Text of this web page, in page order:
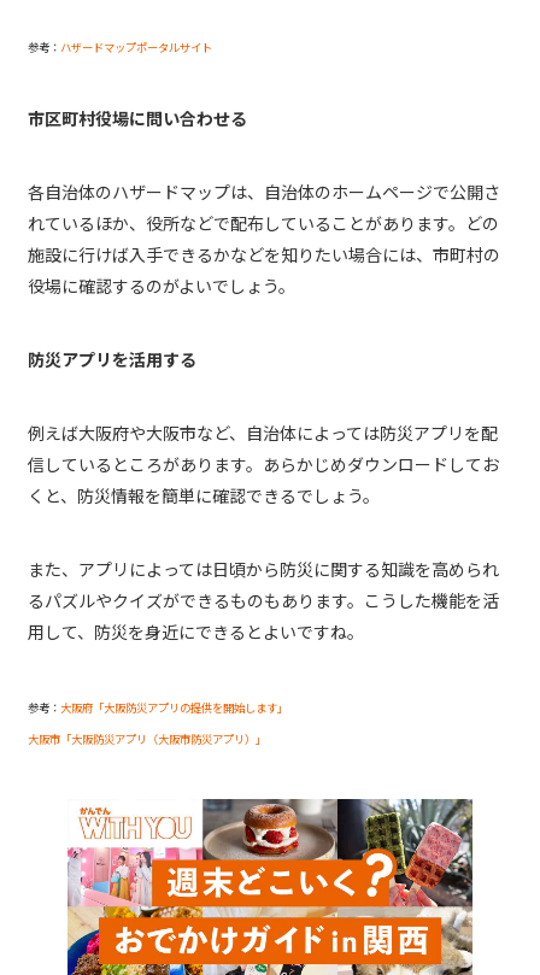
参考： ハザードマップポータルサイト
市区町村役場に問い合わせる
各自治体のハザードマップは、自治体のホームページで公開さ
れているほか、役所などで配布していることがあります。どの
施設に行けば入手できるかなどを知りたい場合には、市町村の
役場に確認するのがよいでしょう。
防災アプリを活用する
例えば大阪府や大阪市など、自治体によっては防災アプリを配
信しているところがあります。あらかじめダウンロードしてお
くと、防災情報を簡単に確認できるでしょう。
また、アプリによっては日頃から防災に関する知識を高められ
るパズルやクイズができるものもあります。こうした機能を活
用して、防災を身近にできるとよいですね。
参考： 大阪府「大阪防災アプリの提供を開始します」
大阪市「大阪防災アプリ（大阪市防災アプリ）」